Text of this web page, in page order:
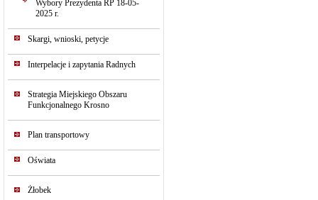
Wybory Prezydenta RP 18-05-
2025 r.
Skargi, wnioski, petycje
Interpelacje i zapytania Radnych
Strategia Miejskiego Obszaru
Funkcjonalnego Krosno
Plan transportowy
Oświata
Żłobek